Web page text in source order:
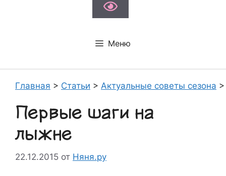
Меню
Главная > Статьи > Актуальные советы сезона
Первые шаги на
лыжне
22.12.2015 от Няня.ру